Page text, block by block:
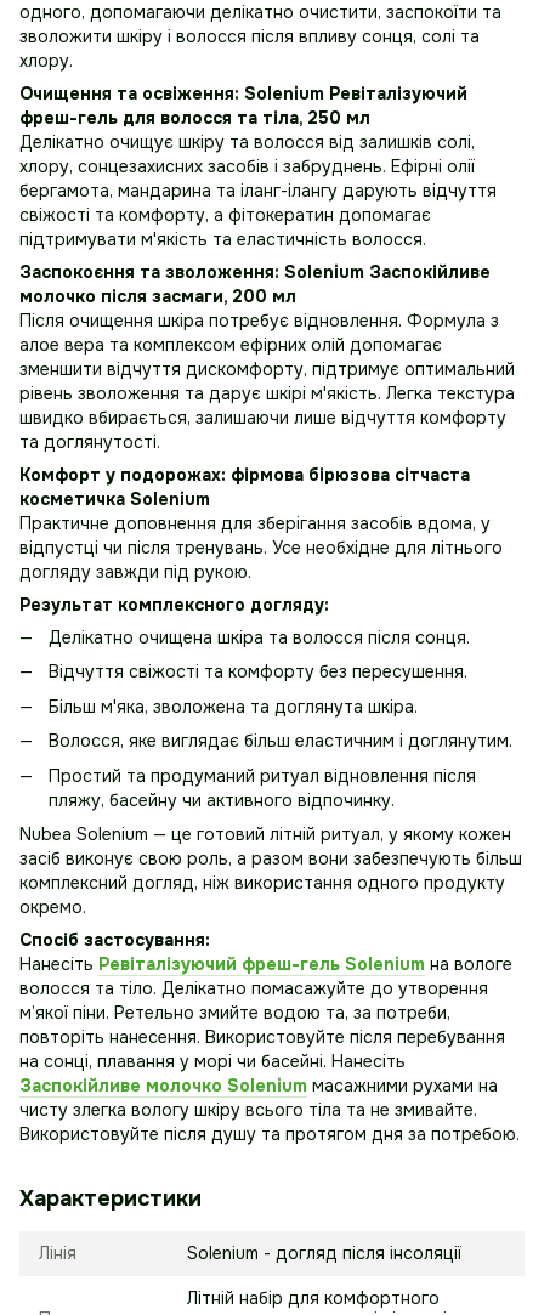
одного, допомагаючи делікатно очистити, заспокоїти та
зволожити шкіру і волосся після впливу сонця, солі та
хлору.
Очищення та освіження: Solenium Ревіталізуючий
фреш-гель для волосся та тіла, 250 мл
Делікатно очищує шкіру та волосся від залишків солі,
хлору, сонцезахисних засобів і забруднень. Ефірні олії
бергамота, мандарина та іланг-ілангу дарують відчуття
свіжості та комфорту, а фітокератин допомагає
підтримувати м'якість та еластичність волосся.
Заспокоєння та зволоження: Solenium Заспокійливе
молочко після засмаги, 200 мл
Після очищення шкіра потребує відновлення. Формула з
алое вера та комплексом ефірних олій допомагає
зменшити відчуття дискомфорту, підтримує оптимальний
рівень зволоження та дарує шкірі м'якість. Легка текстура
швидко вбирається, залишаючи лише відчуття комфорту
та доглянутості.
Комфорт у подорожах: фірмова бірюзова сітчаста
косметичка Solenium
Практичне доповнення для зберігання засобів вдома, у
відпустці чи після тренувань. Усе необхідне для літнього
догляду завжди під рукою.
Результат комплексного догляду:
Делікатно очищена шкіра та волосся після сонця.
Відчуття свіжості та комфорту без пересушення.
Більш м'яка, зволожена та доглянута шкіра.
Волосся, яке виглядає більш еластичним і доглянутим.
Простий та продуманий ритуал відновлення після
пляжу, басейну чи активного відпочинку.
Nubea Solenium — це готовий літній ритуал, у якому кожен
засіб виконує свою роль, а разом вони забезпечують більш
комплексний догляд, ніж використання одного продукту
окремо.
Спосіб застосування:
Нанесіть Ревіталізуючий фреш-гель Solenium на вологе
волосся та тіло. Делікатно помасажуйте до утворення
м’якої піни. Ретельно змийте водою та, за потреби,
повторіть нанесення. Використовуйте після перебування
на сонці, плавання у морі чи басейні. Нанесіть
Заспокійливе молочко Solenium масажними рухами на
чисту злегка вологу шкіру всього тіла та не змивайте.
Використовуйте після душу та протягом дня за потребою.
Характеристики
Лінія Solenium - догляд після інсоляції
Літній набір для комфортного